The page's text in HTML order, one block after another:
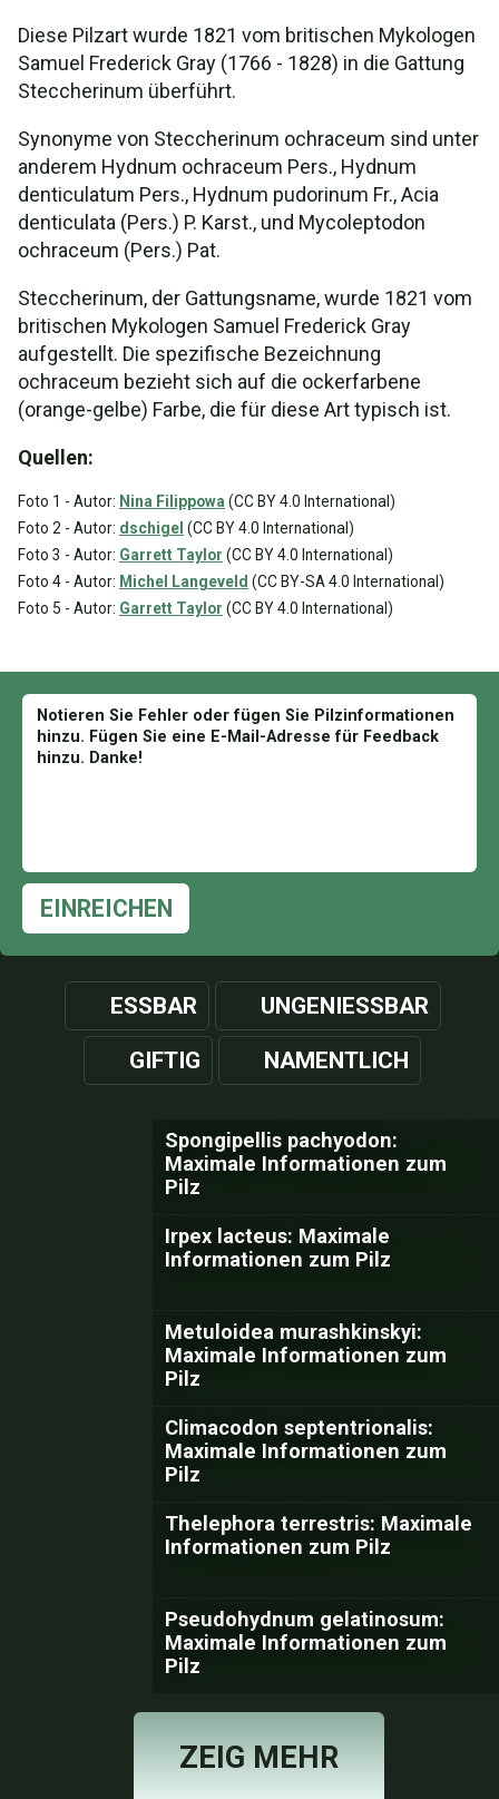
Diese Pilzart wurde 1821 vom britischen Mykologen
Samuel Frederick Gray (1766 - 1828) in die Gattung
Steccherinum überführt.
Synonyme von Steccherinum ochraceum sind unter
anderem Hydnum ochraceum Pers., Hydnum
denticulatum Pers., Hydnum pudorinum Fr., Acia
denticulata (Pers.) P. Karst., und Mycoleptodon
ochraceum (Pers.) Pat.
Steccherinum, der Gattungsname, wurde 1821 vom
britischen Mykologen Samuel Frederick Gray
aufgestellt. Die spezifische Bezeichnung
ochraceum bezieht sich auf die ockerfarbene
(orange-gelbe) Farbe, die für diese Art typisch ist.
Quellen:
Foto 1 - Autor: Nina Filippowa (CC BY 4.0 International)
Foto 2 - Autor: dschigel (CC BY 4.0 International)
Foto 3 - Autor: Garrett Taylor (CC BY 4.0 International)
Foto 4 - Autor: Michel Langeveld (CC BY-SA 4.0 International)
Foto 5 - Autor: Garrett Taylor (CC BY 4.0 International)
EINREICHEN
ESSBAR UNGENIESSBAR
GIFTIG NAMENTLICH
Spongipellis pachyodon:
Maximale Informationen zum
Pilz
Irpex lacteus: Maximale
Informationen zum Pilz
Metuloidea murashkinskyi:
Maximale Informationen zum
Pilz
Climacodon septentrionalis:
Maximale Informationen zum
Pilz
Thelephora terrestris: Maximale
Informationen zum Pilz
Pseudohydnum gelatinosum:
Maximale Informationen zum
Pilz
ZEIG MEHR